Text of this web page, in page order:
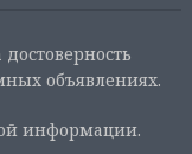
объявлениях.
информации.